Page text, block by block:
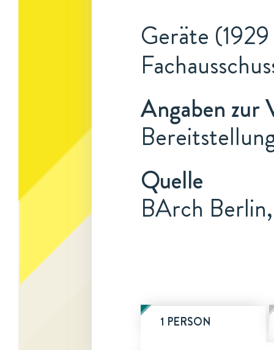
Geräte
Angaben zur
Quelle
BArch
1 PERSON